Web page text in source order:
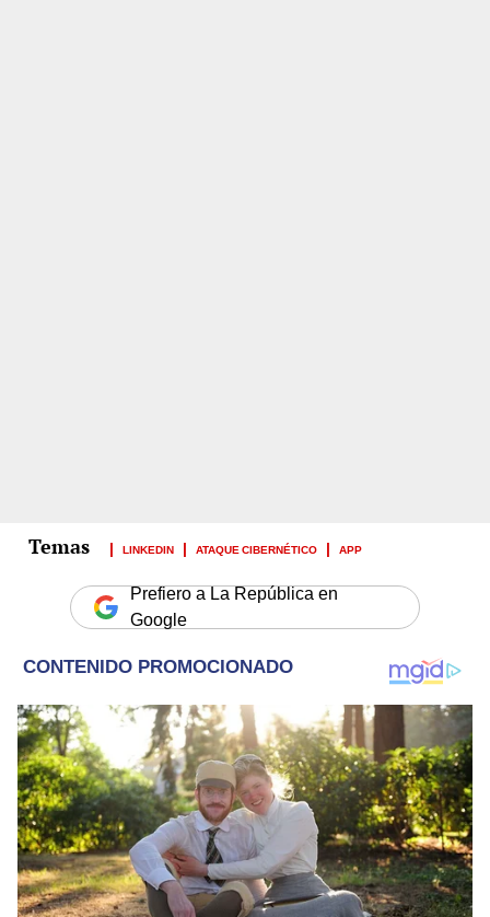
LINKEDIN ATAQUE CIBERNÉTICO APP
Prefiero a La República en
Google